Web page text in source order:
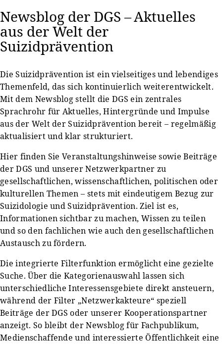
Newsblog der DGS – Aktuelles
aus der Welt der
Suizidprävention
Die Suizidprävention ist ein vielseitiges und lebendiges
Themenfeld, das sich kontinuierlich weiterentwickelt.
Mit dem Newsblog stellt die DGS ein zentrales
Sprachrohr für Aktuelles, Hintergründe und Impulse
aus der Welt der Suizidprävention bereit – regelmäßig
aktualisiert und klar strukturiert.
Hier finden Sie Veranstaltungshinweise sowie Beiträge
der DGS und unserer Netzwerkpartner zu
gesellschaftlichen, wissenschaftlichen, politischen oder
kulturellen Themen – stets mit eindeutigem Bezug zur
Suizidologie und Suizidprävention. Ziel ist es,
Informationen sichtbar zu machen, Wissen zu teilen
und so den fachlichen wie auch den gesellschaftlichen
Austausch zu fördern.
Die integrierte Filterfunktion ermöglicht eine gezielte
Suche. Über die Kategorienauswahl lassen sich
unterschiedliche Interessensgebiete direkt ansteuern,
während der Filter „Netzwerkakteure“ speziell
Beiträge der DGS oder unserer Kooperationspartner
anzeigt. So bleibt der Newsblog für Fachpublikum,
Medienschaffende und interessierte Öffentlichkeit eine